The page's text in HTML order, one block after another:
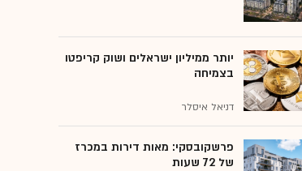
יותר ממיליון ישראלים ושוק קריפטו
בצמיחה
דניאל איסלר
פרשקובסקי: מאות דירות במכרז
של 72 שעות